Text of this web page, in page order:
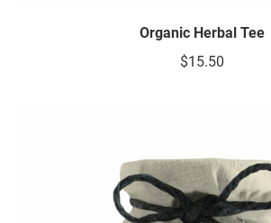
Organic Herbal Tee
$15.50